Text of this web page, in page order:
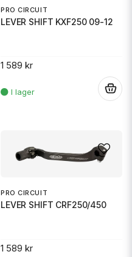
PRO CIRCUIT
LEVER SHIFT KXF250 09-12
1 589 kr
PRO CIRCUIT
LEVER SHIFT CRF250/450
1 589 kr